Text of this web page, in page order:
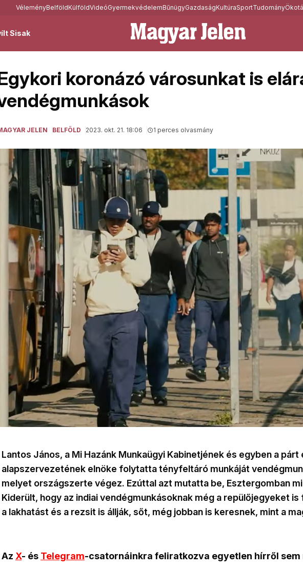
VéleményBelföldKülföldVideóGyermekvédelemBűnügyGazdaságKultúraSportTudomány
Sisak
koronázó városunkat is
JELEN BELFÖLD 2023. okt. 21. 18:06 1 perces olvasmány
Lantos János, a Mi Hazánk Munkaügyi Kabinetjének és egyben a
alapszervezetének elnöke folytatta tényfeltáró munkáját
melyet országszerte végez. Ezúttal azt mutatta be, Esztergomban
Kiderült, hogy az indiai vendégmunkásoknak még a repülőjegyeket
a lakhatást és a rezsit is állják, sőt, még jobban is keresnek, mint a
Az X- és Telegram-csatornáinkra feliratkozva egyetlen hírről sem